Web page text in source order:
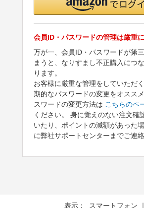
会員ID・パスワードの管理は厳重
万が一、会員ID・パスワードが第
まうと、なりすまし不正購入につ
ります。
お客様に厳重な管理をしていただ
期的なパスワードの変更をオスス
スワードの変更方法は こちらのペ
ください。 身に覚えのない注文確
いたり、ポイントの減額があった
に弊社サポートセンターまでご連
表示： スマートフォン ｜